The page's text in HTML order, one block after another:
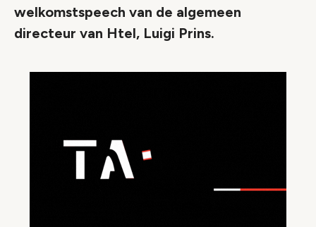
welkomstspeech van de algemeen
directeur van Htel, Luigi Prins.